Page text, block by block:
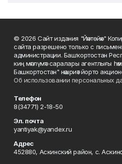
© 2026 Сайт издания "Йәнтөйәк"
сайта разрешено только с
администрации. Башҡортостан
киң мәғлүмәт саралары агентлығы
Башкортостан" нәшриәт йорто
Об использовании персональных
Телефон
8(34771) 2-18-50
Эл. почта
yantiyak@yandex.ru
Адрес
452880, Аскинский район, с.